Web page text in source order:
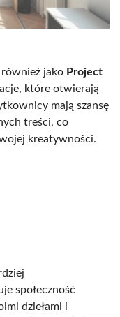
również jako Project
które otwierają
mają szansę
treści, co
kreatywności.
społeczność
dziełami i